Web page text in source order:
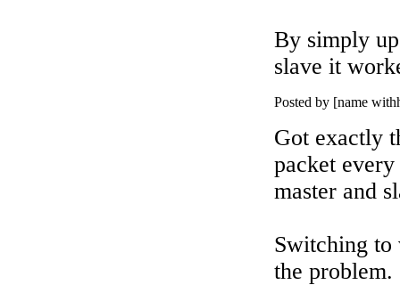
By simply
slave it
Posted by [name
Got exactly
packet
master and
Switching to
the problem.